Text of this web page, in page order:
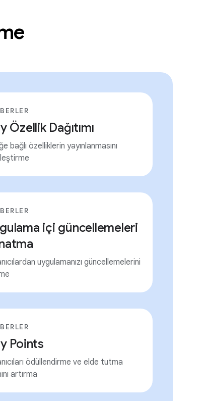
Özellik Dağıtımı
bağlı özelliklerin yayınlanmasını
içi güncellemeleri
uygulamanızı güncellemelerini
Points
ödüllendirme ve elde tutma
artırma